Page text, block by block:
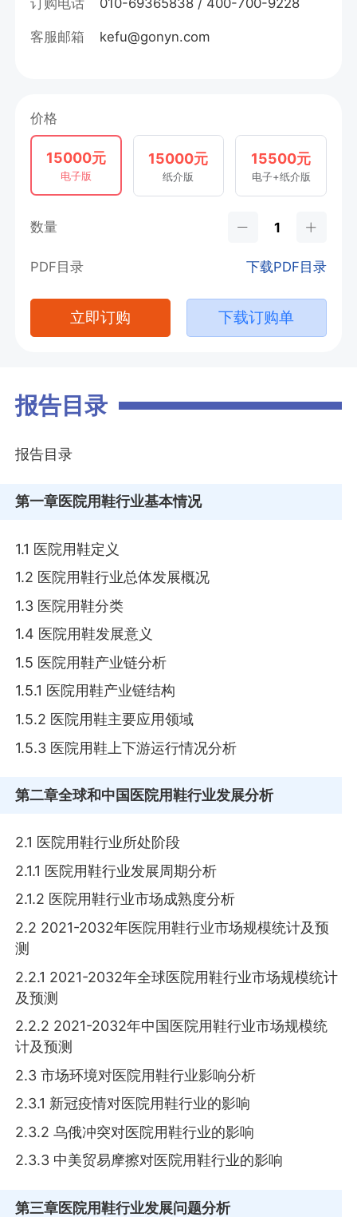
订购电话 010-69365838 / 400-700-9228
客服邮箱 kefu@gonyn.com
价格
15000元
电子版
15000元
纸介版
15500元
电子+纸介版
数量
PDF目录 下载PDF目录
立即订购 下载订购单
报告目录
报告目录
第一章医院用鞋行业基本情况
1.1 医院用鞋定义
1.2 医院用鞋行业总体发展概况
1.3 医院用鞋分类
1.4 医院用鞋发展意义
1.5 医院用鞋产业链分析
1.5.1 医院用鞋产业链结构
1.5.2 医院用鞋主要应用领域
1.5.3 医院用鞋上下游运行情况分析
第二章全球和中国医院用鞋行业发展分析
2.1 医院用鞋行业所处阶段
2.1.1 医院用鞋行业发展周期分析
2.1.2 医院用鞋行业市场成熟度分析
2.2 2021-2032年医院用鞋行业市场规模统计及预
测
2.2.1 2021-2032年全球医院用鞋行业市场规模统计
及预测
2.2.2 2021-2032年中国医院用鞋行业市场规模统
计及预测
2.3 市场环境对医院用鞋行业影响分析
2.3.1 新冠疫情对医院用鞋行业的影响
2.3.2 乌俄冲突对医院用鞋行业的影响
2.3.3 中美贸易摩擦对医院用鞋行业的影响
第三章医院用鞋行业发展问题分析